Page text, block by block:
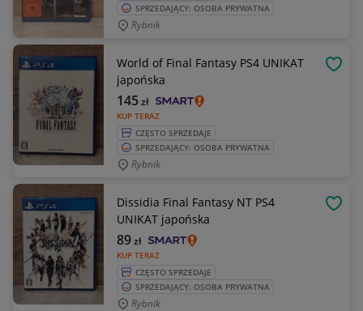
SPRZEDAJĄCY: OSOBA PRYWATNA
Rybnik
World of Final Fantasy PS4 UNIKAT
japońska
KUP TERAZ
145zł
CZĘSTO SPRZEDAJE
SPRZEDAJĄCY: OSOBA PRYWATNA
Rybnik
Dissidia Final Fantasy NT PS4
UNIKAT japońska
KUP TERAZ
89zł
CZĘSTO SPRZEDAJE
SPRZEDAJĄCY: OSOBA PRYWATNA
Rybnik